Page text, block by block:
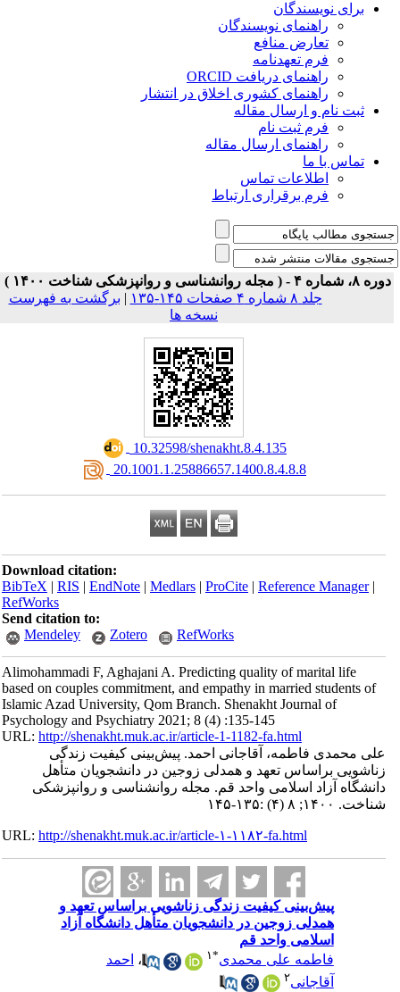
برای نویسندگان
راهنمای نویسندگان
تعارض منافع
فرم تعهدنامه
راهنمای دریافت ORCID
راهنمای کشوری اخلاق در انتشار
ثبت نام و ارسال مقاله
فرم ثبت نام
راهنمای ارسال مقاله
تماس با ما
اطلاعات تماس
فرم برقراری ارتباط
شماره ۴ - ( مجله روانشناسی و روانپزشکی شناخت ۱۴۰۰ )
جلد ۸ شماره ۴ صفحات ۱۴۵-۱۳۵
| برگشت به فهرست
نسخه ها
‎ 10.32598/shenakht.8.4.135
‎ 20.1001.1.25886657.1400.8.4.8.8
Download citation:
BibTeX|RIS|EndNote|Medlars|ProCite|Reference Manager
RefWorks
Send citation to:
Mendeley
Zotero RefWorks
Alimohammadi F, Aghajani A. Predicting quality of marital life
based on couples commitment, and empathy in married students of
Islamic Azad University, Qom Branch. Shenakht Journal of
Psychology and Psychiatry 2021; 8 (4) :135-145
URL:http://shenakht.muk.ac.ir/article-1-1182-fa.html
علی محمدی فاطمه، آقاجانی احمد. پیش‌بینی کیفیت زندگی
زناشویی براساس تعهد و همدلی زوجین در دانشجویان متأهل
دانشگاه آزاد اسلامی واحد قم. مجله روانشناسی و روانپزشکی
شناخت. ۱۴۰۰; ۸ (۴) :۱۳۵-۱۴۵
URL:http://shenakht.muk.ac.ir/article-۱-۱۱۸۲-fa.html
پیش‌بینی کیفیت زندگی زناشویی براساس تعهد و
همدلی زوجین در دانشجویان متأهل دانشگاه آزاد
اسلامی واحد قم
فاطمه علی محمدی* ۱ ،احمد
آقاجانی